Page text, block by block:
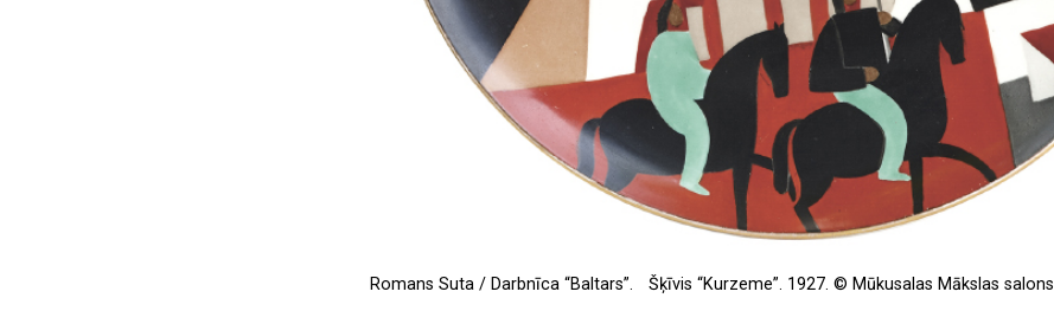
Romans Suta / Darbnīca “Baltars”. Šķīvis “Kurzeme”. 1927. © Mūkusalas Mākslas salons